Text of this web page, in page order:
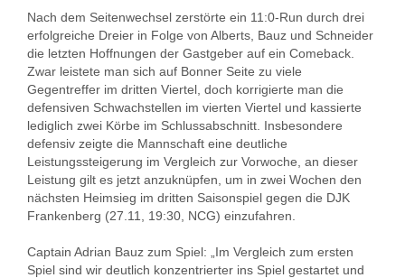
Nach dem Seitenwechsel zerstörte ein 11:0-Run durch drei
erfolgreiche Dreier in Folge von Alberts, Bauz und Schneider
die letzten Hoffnungen der Gastgeber auf ein Comeback.
Zwar leistete man sich auf Bonner Seite zu viele
Gegentreffer im dritten Viertel, doch korrigierte man die
defensiven Schwachstellen im vierten Viertel und kassierte
lediglich zwei Körbe im Schlussabschnitt. Insbesondere
defensiv zeigte die Mannschaft eine deutliche
Leistungssteigerung im Vergleich zur Vorwoche, an dieser
Leistung gilt es jetzt anzuknüpfen, um in zwei Wochen den
nächsten Heimsieg im dritten Saisonspiel gegen die DJK
Frankenberg (27.11, 19:30, NCG) einzufahren.
Captain Adrian Bauz zum Spiel: „Im Vergleich zum ersten
Spiel sind wir deutlich konzentrierter ins Spiel gestartet und